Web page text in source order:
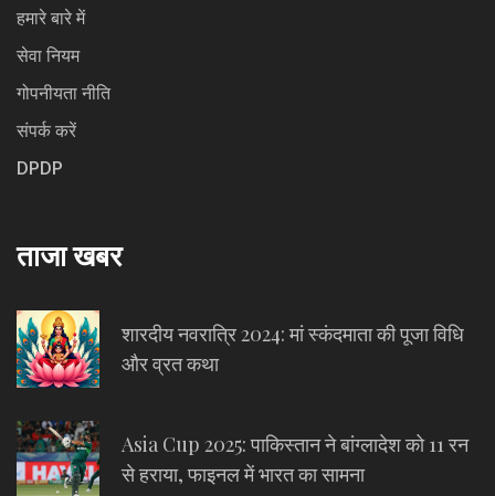
हमारे बारे में
सेवा नियम
गोपनीयता नीति
संपर्क करें
DPDP
ताजा खबर
शारदीय नवरात्रि 2024: मां स्कंदमाता की पूजा विधि
और व्रत कथा
Asia Cup 2025: पाकिस्तान ने बांग्लादेश को 11 रन
से हराया, फाइनल में भारत का सामना